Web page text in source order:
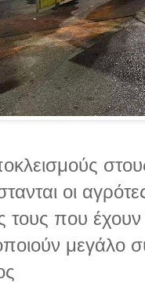
οι
που έχουν
μεγάλο